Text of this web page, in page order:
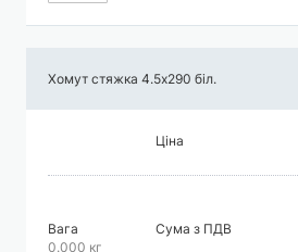
Хомут стяжка 4.5х290 біл.
Ціна
Вага
0.000 кг
Сума з ПДВ